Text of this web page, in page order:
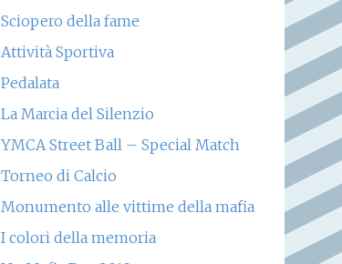
Sciopero della fame
Attività Sportiva
Pedalata
La Marcia del Silenzio
YMCA Street Ball – Special Match
Torneo di Calcio
Monumento alle vittime della mafia
I colori della memoria